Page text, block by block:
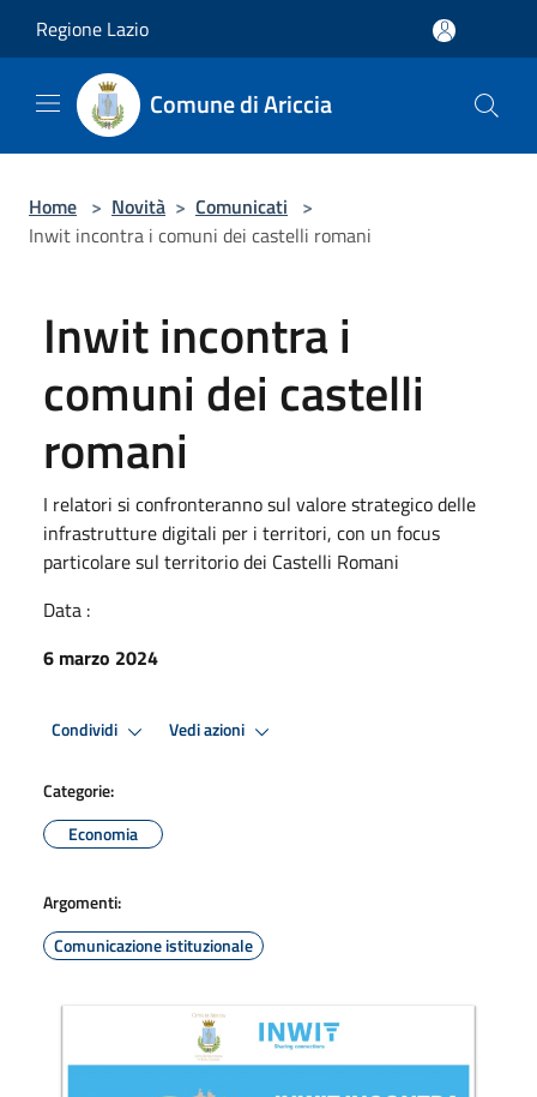
Regione Lazio
Comune di Ariccia
Home > Novità > Comunicati >
Inwit incontra i comuni dei castelli romani
Inwit incontra i
comuni dei castelli
romani
I relatori si confronteranno sul valore strategico delle
infrastrutture digitali per i territori, con un focus
particolare sul territorio dei Castelli Romani
Data :
6 marzo 2024
Condividi Vedi azioni
Categorie:
Economia
Argomenti:
Comunicazione istituzionale